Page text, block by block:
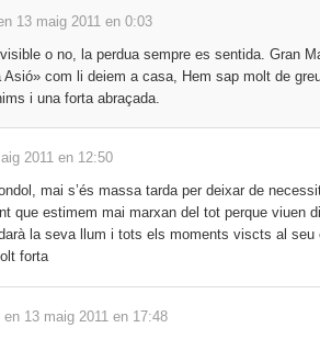
13 maig 2011 en 0:03
o no, la perdua sempre es sentida. Gran
Asió» com li deiem a casa, Hem sap molt de
i una forta abraçada.
2011 en 12:50
mai s’és massa tarda per deixar de
que estimem mai marxan del tot perque viuen
la seva llum i tots els moments viscts al seu
forta
en 13 maig 2011 en 17:48